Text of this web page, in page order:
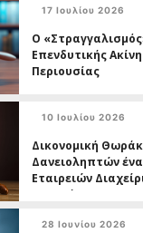
δικαστικής
17 Ιουλίου 2026
Ο
Επενδυτικής
Περιουσίας
10 Ιουλίου 2026
Δικονομική
Δανειοληπτών
Εταιρειών
Απαιτήσεων
28 Ιουνίου 2026